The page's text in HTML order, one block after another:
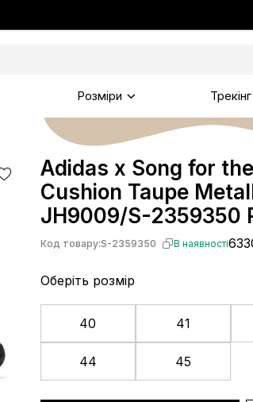
Розміри
Adidas x Song for
Cushion Taupe
JH9009/S-2359350
Код товару:S-2359350 В наявності
Оберіть розмір
40 41
44 45